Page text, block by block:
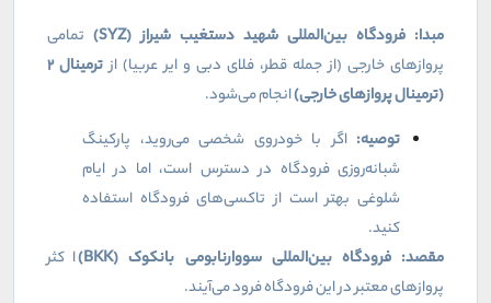
مبدا: فرودگاه بین‌المللی شهید دستغیب شیراز (SYZ
) تمامی
پروازهای خارجی (از جمله قطر، فلای دبی و ایر عربیا) ازترمینال۲
(ترمینال پروازهای خارجی)انجام می‌شود.
توصیه: اگر با خودروی شخصی می‌روید، پارکینگ
شبانه‌روزی فرودگاه در دسترس است، اما در ایام
شلوغی بهتر است از تاکسی‌های فرودگاه استفاده
کنید.
مقصد: فرودگاه بین‌المللی سووارنابومی بانکوک (BKK
)اکثر
پروازهای معتبر در این فرودگاه فرود می‌آیند.